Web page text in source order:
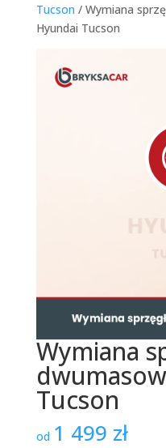
Tucson / Wymiana
Hyundai Tucson
Wymiana
Tucson
od 1 499 zł